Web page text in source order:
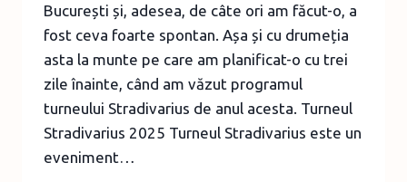
București și, adesea, de câte ori am făcut-o, a
fost ceva foarte spontan. Așa și cu drumeția
asta la munte pe care am planificat-o cu trei
zile înainte, când am văzut programul
turneului Stradivarius de anul acesta. Turneul
Stradivarius 2025 Turneul Stradivarius este un
eveniment…